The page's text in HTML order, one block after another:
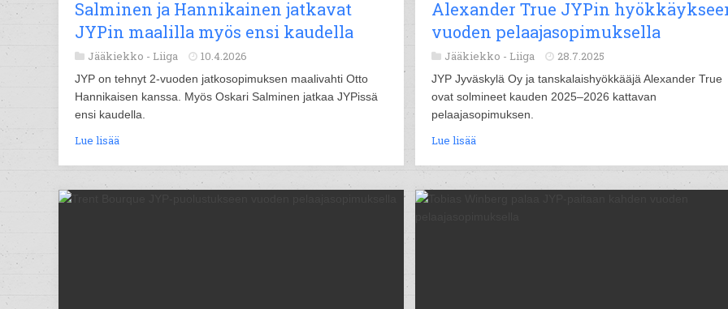
Salminen ja Hannikainen jatkavat
JYPin maalilla myös ensi kaudella
Jääkiekko - Liiga 10.4.2026
JYP on tehnyt 2-vuoden jatkosopimuksen maalivahti Otto
Hannikaisen kanssa. Myös Oskari Salminen jatkaa JYPissä
ensi kaudella.
Lue lisää
Alexander True JYPin
vuoden pelaajasopimuksella
Jääkiekko - Liiga 28.7.2025
JYP Jyväskylä Oy ja tanskalaishyökkääjä Alexander True
ovat solmineet kauden 2025–2026 kattavan
pelaajasopimuksen.
Lue lisää